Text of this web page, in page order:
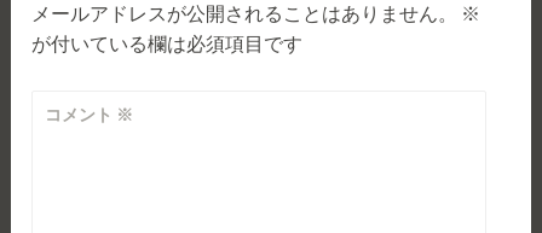
シ
ョ
ン
メールアドレスが公開されることはありません。
※
が付いている欄は必須項目です
コメント ※